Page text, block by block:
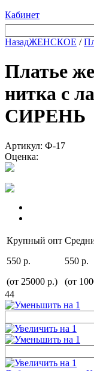
Кабинет
НазадЖЕНСКОЕ /
Платье
нитка с
СИРЕНЬ
Артикул: Ф-17
Оценка:
Крупный опт
550 р.
(от 25000 р.)
550 р.
(от
44